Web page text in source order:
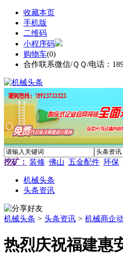
收藏本页
手机版
二维码
小程序码
购物车(0)
合作联系微信/ＱＱ/电话：
挖矿： 装修 佛山 五金配件 环保
机械头条
头条资讯
机械头条 > 头条资讯 > 机械商企
热烈庆祝福建惠